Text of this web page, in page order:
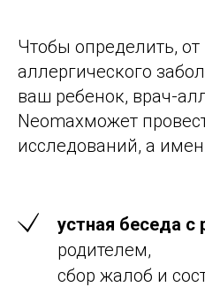
Чтобы определить, от
аллергического
ваш ребенок, врач-
Neomaxможет
исследований, а
устная беседа с
родителем,
сбор жалоб и